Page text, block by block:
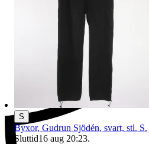
Ersättning om du inte får din vara
S
Byxor, Gudrun Sjödén, svart, stl. S.
Sluttid16 aug 20:23.